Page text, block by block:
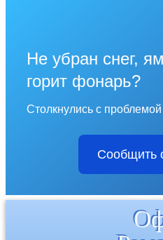
Не убран снег,
горит фонарь?
Столкнулись с
Сообщить